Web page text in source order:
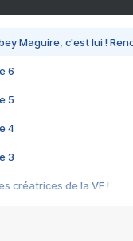
Maguire, c'est lui !
6
5
4
3
créatrices de la VF !